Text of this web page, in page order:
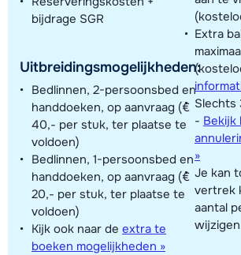
bijdrage SGR
Uitbreidingsmogelijkheden:
Bedlinnen, 2-persoonsbed en
handdoeken, op aanvraag (€
40,- per stuk, ter plaatse te
voldoen)
Bedlinnen, 1-persoonsbed en
handdoeken, op aanvraag (€
20,- per stuk, ter plaatse te
voldoen)
Kijk ook naar de extra te
boeken mogelijkheden »
Extra
Slechts
- Bekijk
»
Je kan
vertrek
aantal